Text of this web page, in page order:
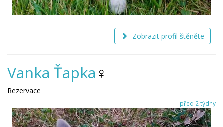
Zobrazit profil štěněte
Vanka Ťapka ♀
před 2 týdny
Rezervace